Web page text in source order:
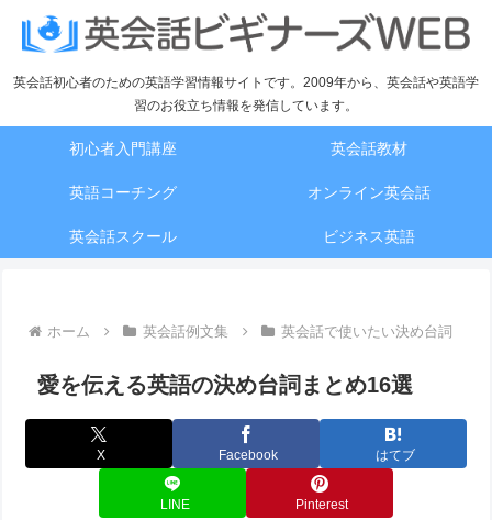
英会話初心者のための英語学習情報サイトです。2009年から、英会話や英語学
習のお役立ち情報を発信しています。
初心者入門講座 英会話教材
英語コーチング オンライン英会話
英会話スクール ビジネス英語
ホーム 英会話例文集 英会話で使いたい決め台詞
愛を伝える英語の決め台詞まとめ16選
X Facebook はてブ
LINE Pinterest